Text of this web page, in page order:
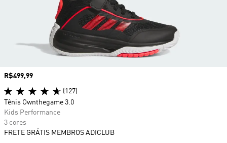
Preço
R$499,99
(127)
Tênis Ownthegame 3.0
Kids Performance
3 cores
FRETE GRÁTIS MEMBROS ADICLUB